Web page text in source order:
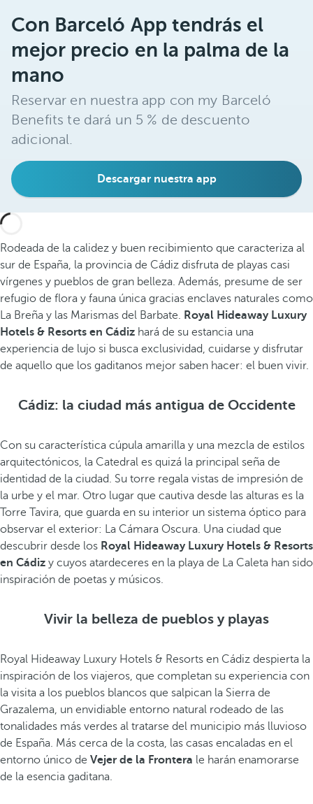
Con Barceló App tendrás el
mejor precio en la palma de la
mano
Reservar en nuestra app con my Barceló
Benefits te dará un 5 % de descuento
adicional.
Descargar nuestra app
Rodeada de la calidez y buen recibimiento que caracteriza al
sur de España, la provincia de Cádiz disfruta de playas casi
vírgenes y pueblos de gran belleza. Además, presume de ser
refugio de flora y fauna única gracias enclaves naturales como
La Breña y las Marismas del Barbate. Royal Hideaway Luxury
Hotels & Resorts en Cádiz hará de su estancia una
experiencia de lujo si busca exclusividad, cuidarse y disfrutar
de aquello que los gaditanos mejor saben hacer: el buen vivir.
Cádiz: la ciudad más antigua de Occidente
Con su característica cúpula amarilla y una mezcla de estilos
arquitectónicos, la Catedral es quizá la principal seña de
identidad de la ciudad. Su torre regala vistas de impresión de
la urbe y el mar. Otro lugar que cautiva desde las alturas es la
Torre Tavira, que guarda en su interior un sistema óptico para
observar el exterior: La Cámara Oscura. Una ciudad que
descubrir desde los Royal Hideaway Luxury Hotels & Resorts
en Cádiz y cuyos atardeceres en la playa de La Caleta han sido
inspiración de poetas y músicos.
Vivir la belleza de pueblos y playas
Royal Hideaway Luxury Hotels & Resorts en Cádiz despierta la
inspiración de los viajeros, que completan su experiencia con
la visita a los pueblos blancos que salpican la Sierra de
Grazalema, un envidiable entorno natural rodeado de las
tonalidades más verdes al tratarse del municipio más lluvioso
de España. Más cerca de la costa, las casas encaladas en el
entorno único de Vejer de la Frontera le harán enamorarse
de la esencia gaditana.